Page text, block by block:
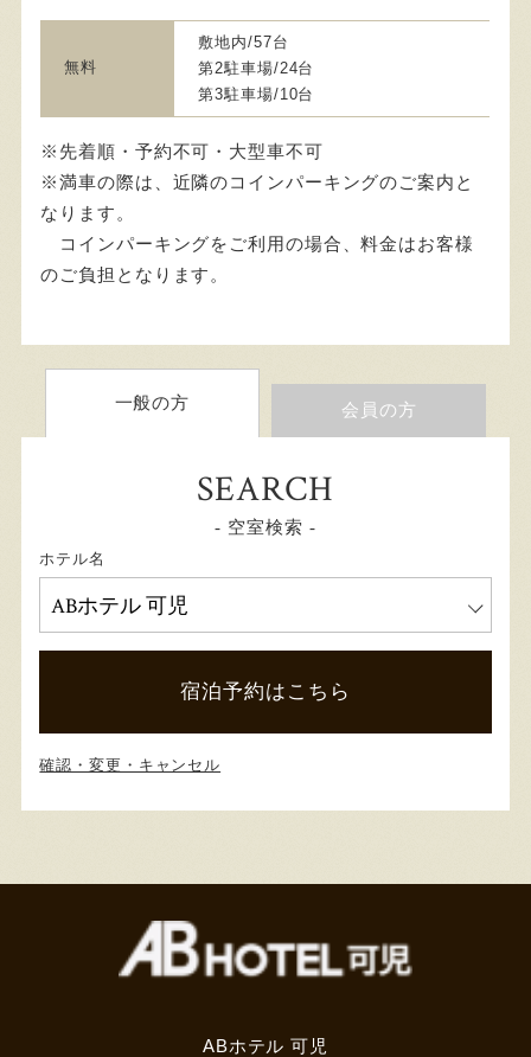
無料
敷地内/57台
第2駐車場/24台
第3駐車場/10台
※先着順・予約不可・大型車不可
※満車の際は、近隣のコインパーキングのご案内と
なります。
コインパーキングをご利用の場合、料金はお客様
のご負担となります。
一般の方 会員の方
SEARCH
- 空室検索 -
ホテル名
宿泊予約はこちら
確認・変更・キャンセル
ABホテル 可児